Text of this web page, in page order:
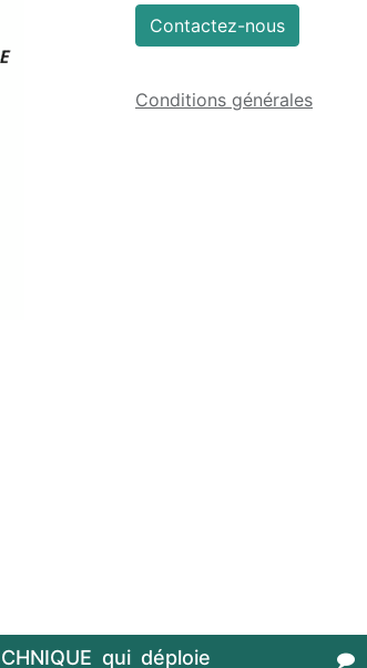
Contactez-nous
Conditions générales
qui déploie